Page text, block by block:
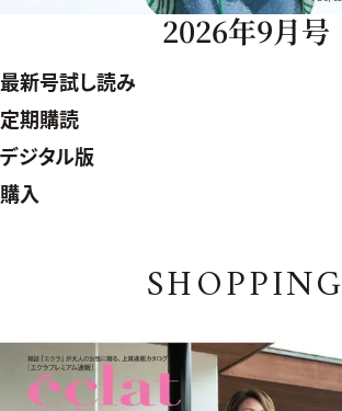
2026年9月号
最新号試し読み
定期購読
デジタル版
購入
SHOPPING